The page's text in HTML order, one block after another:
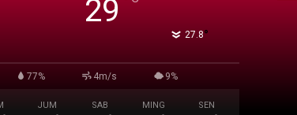
29
27.8°
77% 4m/s 9%
JUM SAB MING SEN